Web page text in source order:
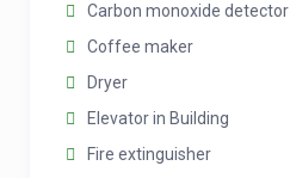
Carbon monoxide detector
Coffee maker
Dryer
Elevator in Building
Fire extinguisher